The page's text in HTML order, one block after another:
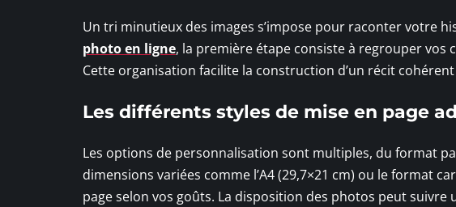
Un tri minutieux des images s’impose pour raconter votre
photo en ligne, la première étape consiste à regrouper
Cette organisation facilite la construction d’un récit
Les différents styles de mise en page
Les options de personnalisation sont multiples, du format
dimensions variées comme l’A4 (29,7×21 cm) ou le format
page selon vos goûts. La disposition des photos peut